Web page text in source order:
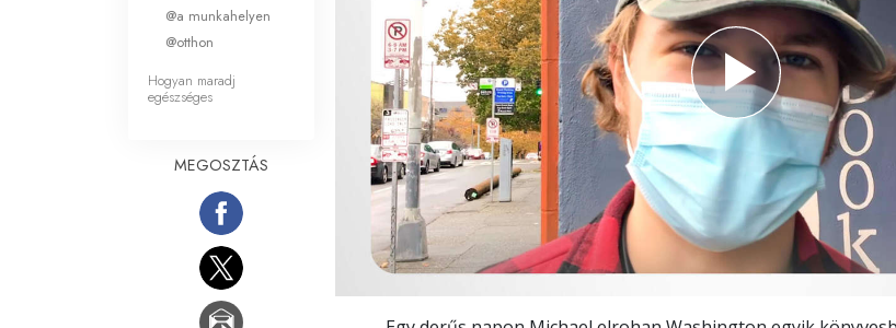
Mi a nagyság?
@a munkahelyen
@otthon
Hogyan maradj
egészséges
MEGOSZTÁS